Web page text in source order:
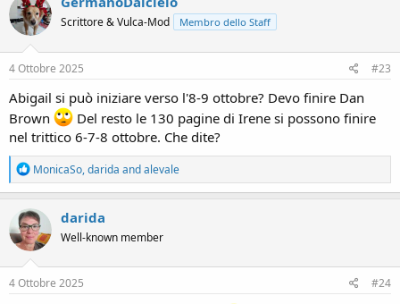
t
i
o
n
s
Scrittore & Vulca-Mod Membro dello Staff
4 Ottobre 2025 #23
Abigail si può iniziare verso l'8-9 ottobre? Devo finire Dan
Brown
Del resto le 130 pagine di Irene si possono finire
nel trittico 6-7-8 ottobre. Che dite?
R
e
a
c
t
i
o
n
s
MonicaSo,darida andalevale
darida
Well-known member
4 Ottobre 2025 #24